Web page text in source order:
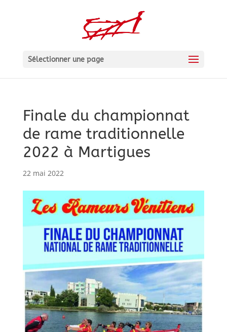
Sélectionner une page
Finale du championnat
de rame traditionnelle
2022 à Martigues
22 mai 2022